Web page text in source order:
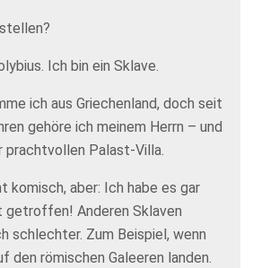
Ich bin ein Sklave.
ich aus Griechenland, doch seit
gehöre ich meinem Herrn – und
prachtvollen Palast-Villa.
komisch, aber: Ich habe es gar
Anderen Sklaven
schlechter. Zum Beispiel, wenn
den römischen Galeeren landen.